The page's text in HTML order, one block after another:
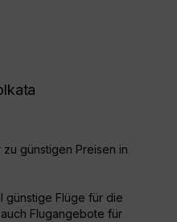
günstigen Preisen in
günstige Flüge für die
Flugangebote für